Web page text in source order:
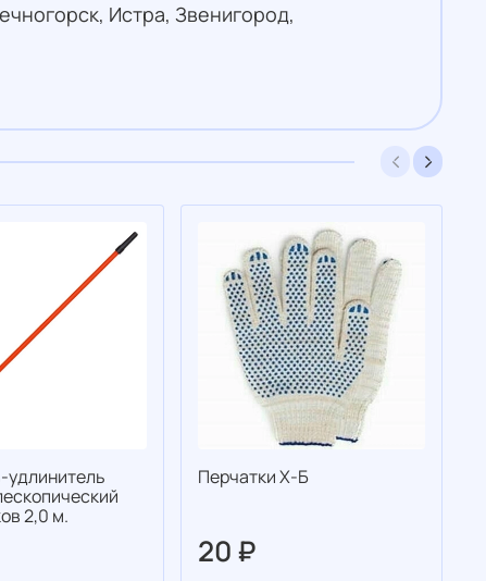
Истра, Звенигород,
2,0 м.
Перчатки Х-Б
20 ₽